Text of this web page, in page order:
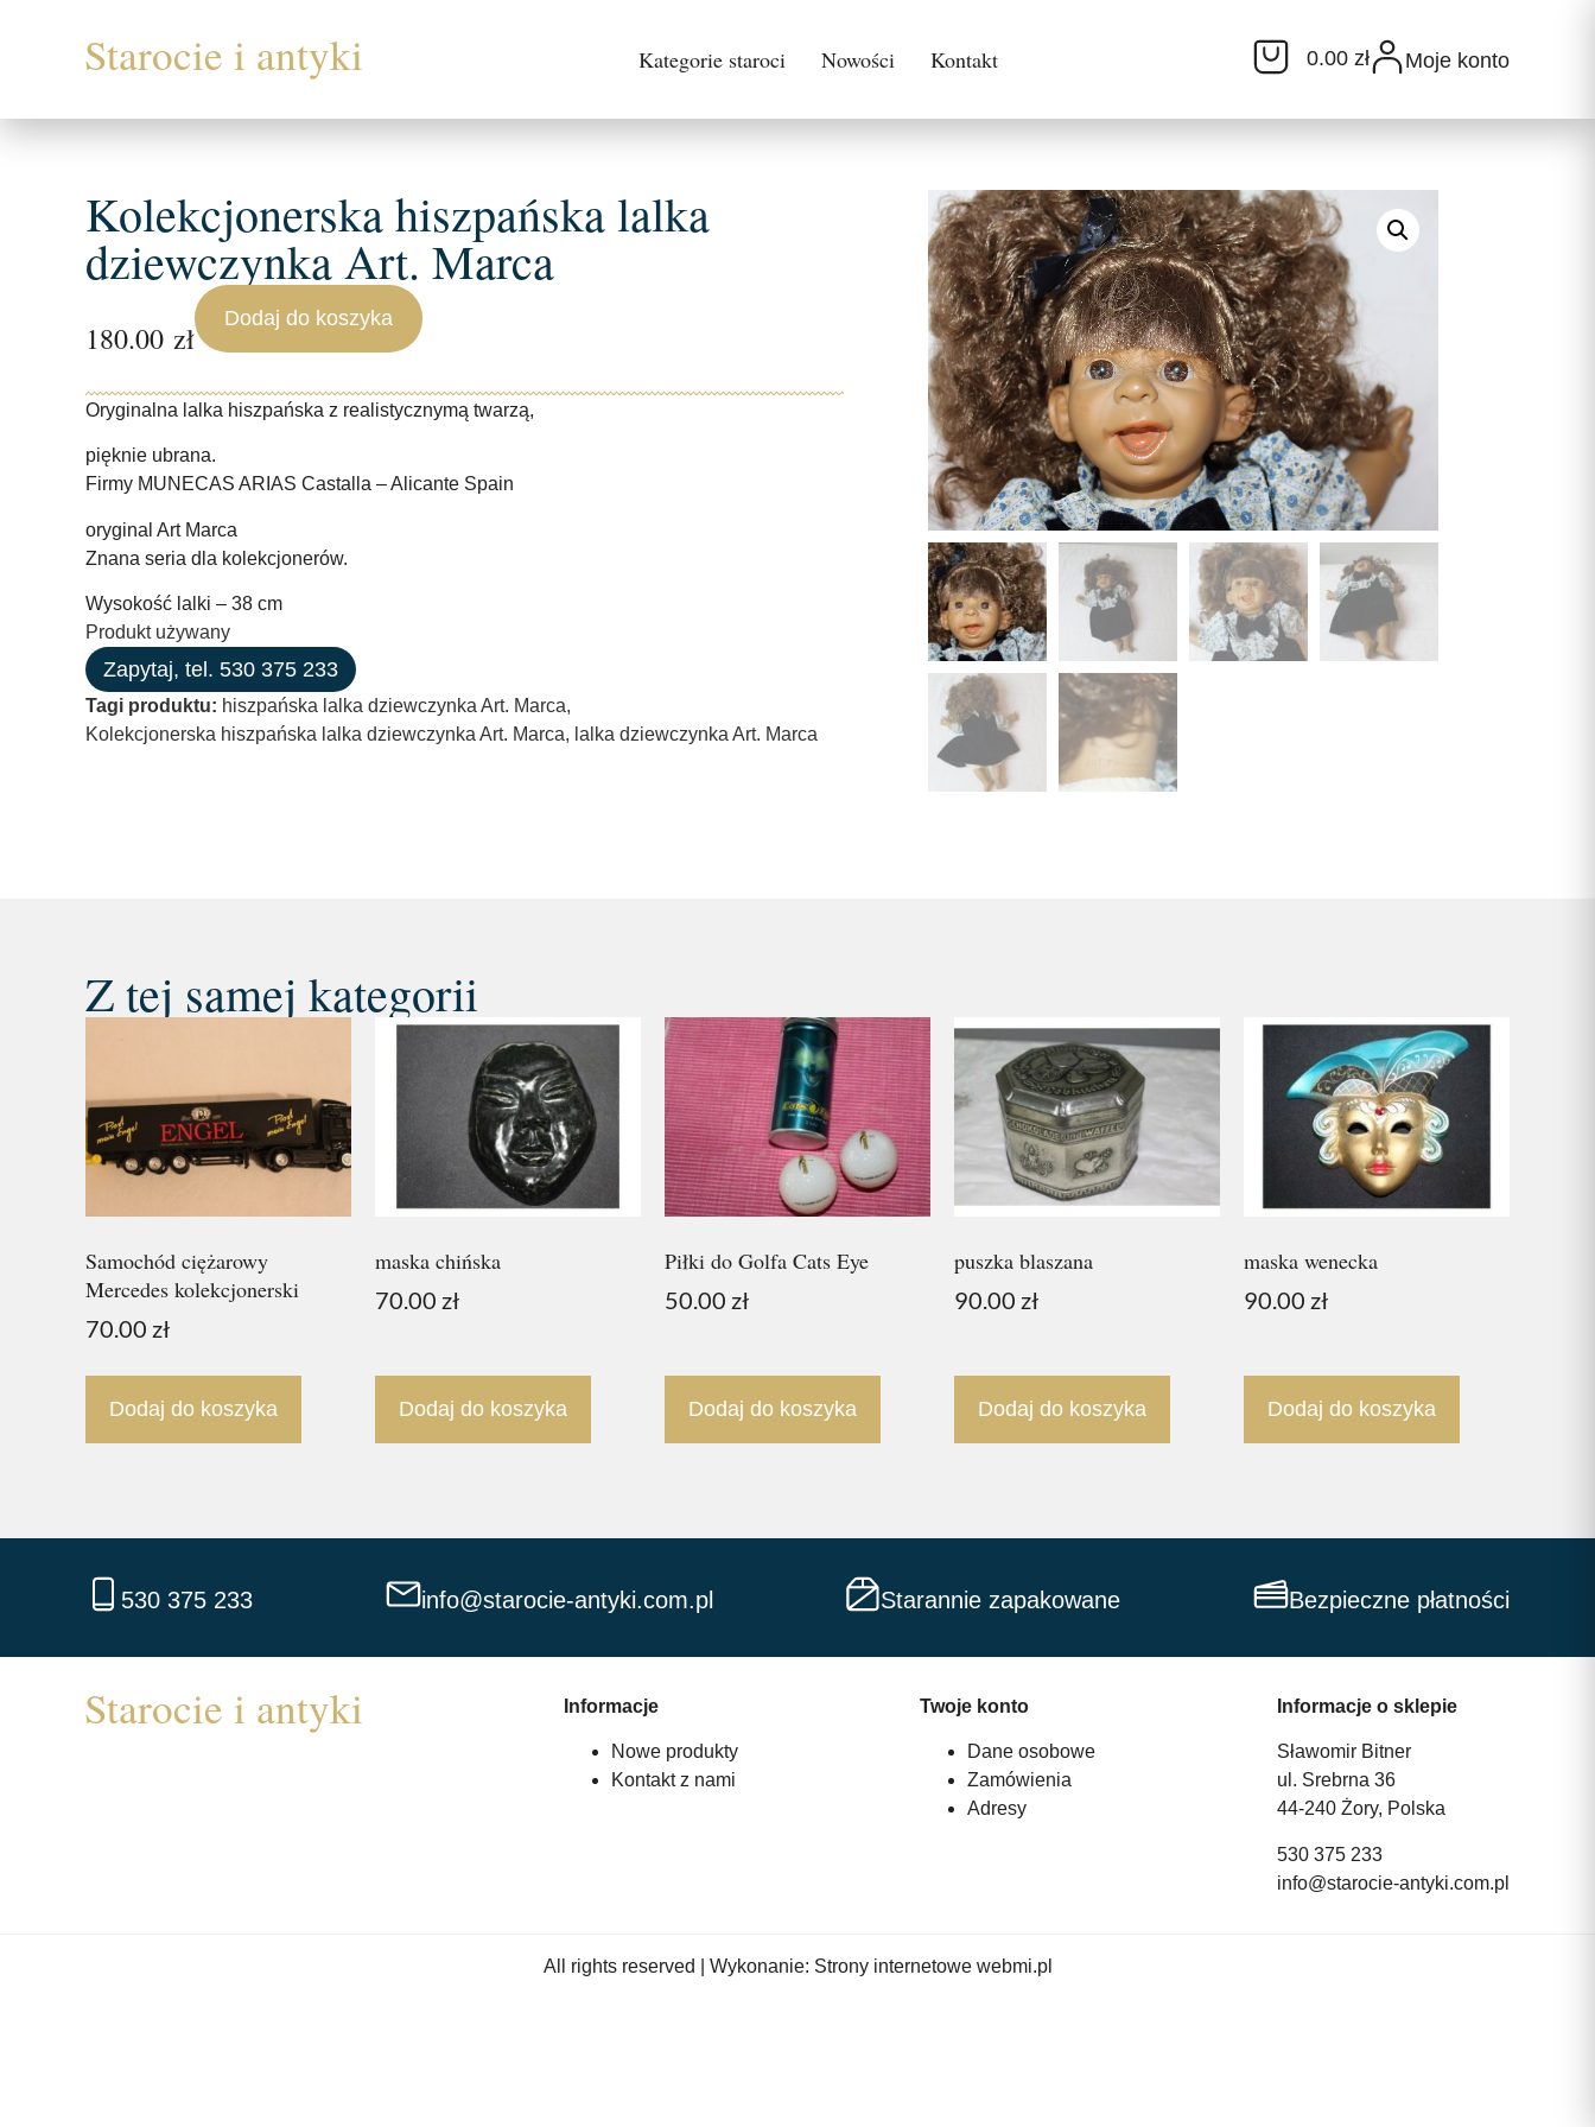
Kategorie staroci Nowości Kontakt 0.00 zł Moje konto
Kolekcjonerska hiszpańska lalka
dziewczynka Art. Marca
180.00 zł
Dodaj do koszyka
Oryginalna lalka hiszpańska z realistycznymą twarzą,
pięknie ubrana.
Firmy MUNECAS ARIAS Castalla – Alicante Spain
oryginal Art Marca
Znana seria dla kolekcjonerów.
Wysokość lalki – 38 cm
Produkt używany
Zapytaj, tel. 530 375 233
Tagi produktu: hiszpańska lalka dziewczynka Art. Marca,
Kolekcjonerska hiszpańska lalka dziewczynka Art. Marca, lalka dziewczynka Art. Marca
Z tej samej kategorii
Samochód ciężarowy
Mercedes kolekcjonerski
70.00 zł
Dodaj do koszyka
maska chińska
70.00 zł
Dodaj do koszyka
Piłki do Golfa Cats Eye
50.00 zł
Dodaj do koszyka
puszka blaszana
90.00 zł
Dodaj do koszyka
maska wenecka
90.00 zł
Dodaj do koszyka
530 375 233 info@starocie-antyki.com.pl Starannie zapakowane Bezpieczne płatności
Informacje
Nowe produkty
Kontakt z nami
Twoje konto
Dane osobowe
Zamówienia
Adresy
Informacje o sklepie
Sławomir Bitner
ul. Srebrna 36
44-240 Żory, Polska
530 375 233
info@starocie-antyki.com.pl
All rights reserved | Wykonanie: Strony internetowe webmi.pl